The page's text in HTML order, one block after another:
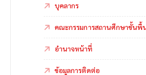
บุคลากร
คณะกรรมการสถานศึกษาขั้นพื้
อำนาจหน้าที่
ข้อมูลการติดต่อ